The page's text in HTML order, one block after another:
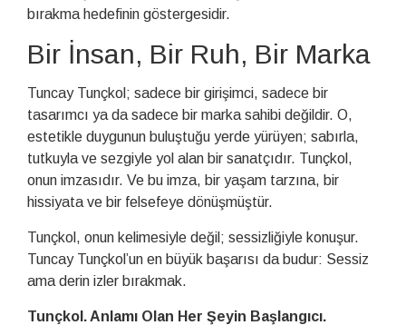
bırakma hedefinin göstergesidir.
Bir İnsan, Bir Ruh, Bir Marka
Tuncay Tunçkol; sadece bir girişimci, sadece bir
tasarımcı ya da sadece bir marka sahibi değildir. O,
estetikle duygunun buluştuğu yerde yürüyen; sabırla,
tutkuyla ve sezgiyle yol alan bir sanatçıdır. Tunçkol,
onun imzasıdır. Ve bu imza, bir yaşam tarzına, bir
hissiyata ve bir felsefeye dönüşmüştür.
Tunçkol, onun kelimesiyle değil; sessizliğiyle konuşur.
Tuncay Tunçkol’un en büyük başarısı da budur: Sessiz
ama derin izler bırakmak.
Tunçkol. Anlamı Olan Her Şeyin Başlangıcı.